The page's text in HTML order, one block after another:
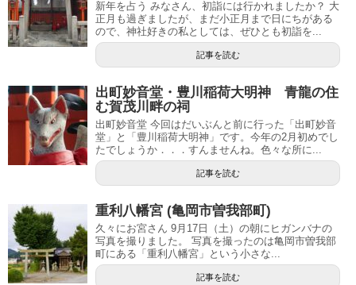
新年を占う みなさん、初詣には行かれましたか？ 大
正月も過ぎましたが、まだ小正月まで日にちがある
ので、神社好きの私としては、ぜひとも初詣を...
記事を読む
出町妙音堂・豊川稲荷大明神 青龍の住
む賀茂川畔の祠
出町妙音堂 今回はだいぶんと前に行った「出町妙音
堂」と「豊川稲荷大明神」です。今年の2月初めでし
たでしょうか．．．すんませんね。色々な所に...
記事を読む
重利八幡宮 (亀岡市曽我部町)
久々にお宮さん 9月17日（土）の朝にヒガンバナの
写真を撮りました。 写真を撮ったのは亀岡市曽我部
町にある「重利八幡宮」という小さな...
記事を読む